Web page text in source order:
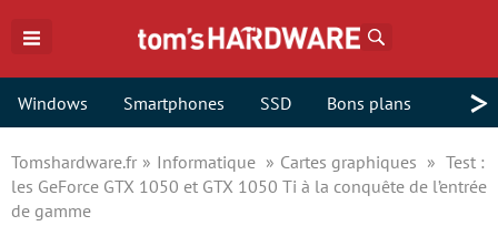
Windows Smartphones SSD Bons plans >
Tomshardware.fr Informatique Cartes graphiques
Test :
les GeForce GTX 1050 et GTX 1050 Ti à la conquête de l’entrée
de gamme